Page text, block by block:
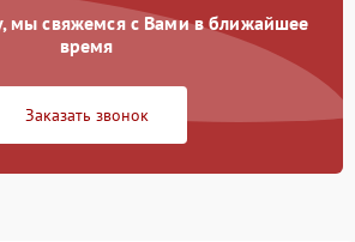
мы свяжемся с Вами в ближайшее
время
Заказать звонок